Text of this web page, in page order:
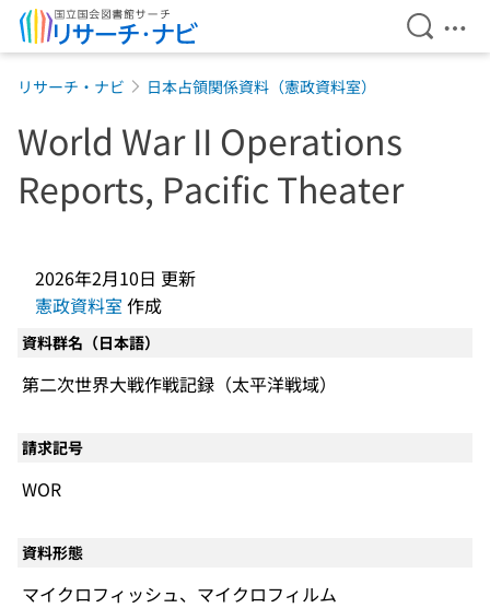
検索を
メ
リサーチ・ナビ 日本占領関係資料（憲政資料室）
World War II Operations
Reports, Pacific Theater
2026年2月10日 更新
憲政資料室 作成
資料群名（日本語）
第二次世界大戦作戦記録（太平洋戦域）
請求記号
WOR
資料形態
マイクロフィッシュ、マイクロフィルム